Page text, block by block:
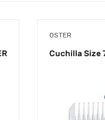
OSTER
Cuchilla Size